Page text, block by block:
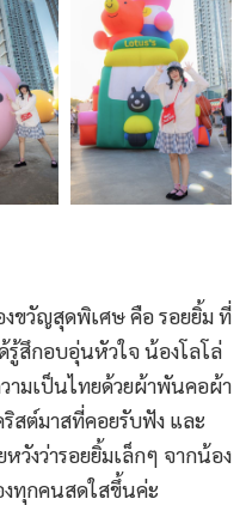
ขวัญสุดพิเศษ คือ รอยยิ้ม ที่
สึกอบอุ่นหัวใจ น้องโลโล่
มเป็นไทยด้วยผ้าพันคอผ้า
สต์มาสที่คอยรับฟัง และ
วังว่ารอยยิ้มเล็กๆ จากน้อง
ทุกคนสดใสขึ้นค่ะ